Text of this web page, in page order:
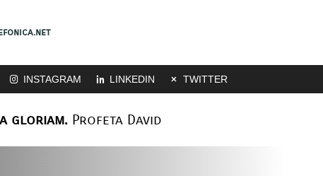
INSTAGRAM LINKEDIN TWITTER
gloriam.Profeta David